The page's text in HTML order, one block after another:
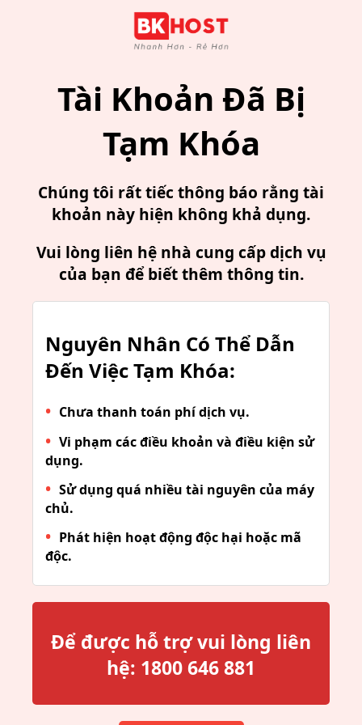
Tài Khoản Đã Bị
Tạm Khóa
Chúng tôi rất tiếc thông báo rằng tài
khoản này hiện không khả dụng.
Vui lòng liên hệ nhà cung cấp dịch vụ
của bạn để biết thêm thông tin.
Nguyên Nhân Có Thể Dẫn
Đến Việc Tạm Khóa:
Chưa thanh toán phí dịch vụ.
Vi phạm các điều khoản và điều kiện sử
dụng.
Sử dụng quá nhiều tài nguyên của máy
chủ.
Phát hiện hoạt động độc hại hoặc mã
độc.
Để được hỗ trợ vui lòng liên
hệ: 1800 646 881